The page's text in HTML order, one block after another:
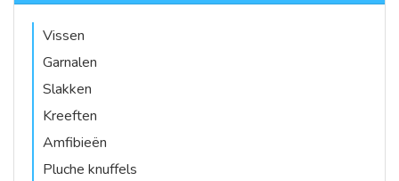
Vissen
Garnalen
Slakken
Kreeften
Amfibieën
Pluche knuffels